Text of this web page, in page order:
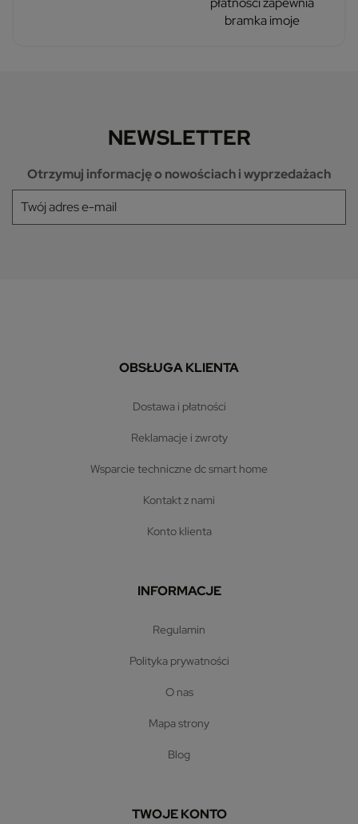
bramka imoje
NEWSLETTER
Otrzymuj informację o nowościach i wyprzedażach
OBSŁUGA KLIENTA
dostawa i płatności
reklamacje i zwroty
wsparcie techniczne dc smart home
kontakt z nami
konto klienta
INFORMACJE
regulamin
polityka prywatności
o nas
mapa strony
blog
TWOJE KONTO